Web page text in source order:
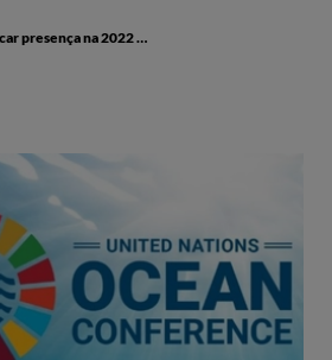
IADE vai marcar presença na 2022 UN Ocean Conference